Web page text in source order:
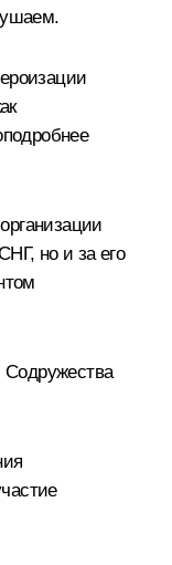
но и за его
Содружества